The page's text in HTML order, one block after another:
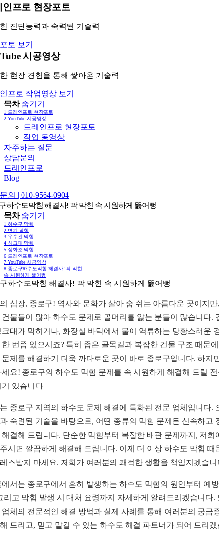
인프로 현장포토
진단능력과 숙력된 기술력
토 보기
시공영상
현장 경험을 통해 쌓아온 기술력
프로 작업영상 보기
목차 숨기기
1 드레인프로 현장포토
2 YouTube 시공영상
드레인프로 현장포토
작업 동영상
자주하는 질문
상담문의
드레인프로
Blog
의 | 010-9564-0904
하수도막힘 해결사! 꽉 막힌 속 시원하게 뚫어뻥
목차 숨기기
1 하수구 막힘
2 변기 막힘
3 우수관 막힘
4 싱크대 막힘
5 정화조 막힘
6 드레인프로 현장포토
7 YouTube 시공영상
8 종로구하수도막힘 해결사! 꽉 막힌
속 시원하게 뚫어뻥
하수도막힘 해결사! 꽉 막힌 속 시원하게 뚫어뻥
심장, 종로구! 역사와 문화가 살아 숨 쉬는 아름다운 곳이지만
건물들이 많아 하수도 문제로 골머리를 앓는 분들이 많습니다.
크대가 막히거나, 화장실 바닥에서 물이 역류하는 당황스러운
한 번쯤 있으시죠? 특히 좁은 골목길과 복잡한 건물 구조 때문
문제를 해결하기 더욱 까다로운 곳이 바로 종로구입니다. 하지
세요! 종로구의 하수도 막힘 문제를 속 시원하게 해결해 드릴
기 있습니다.
종로구 지역의 하수도 문제 해결에 특화된 전문 업체입니다.
숙련된 기술을 바탕으로, 어떤 종류의 막힘 문제든 신속하고
해결해 드립니다. 단순한 막힘부터 복잡한 배관 문제까지, 저희
시면 깔끔하게 해결해 드립니다. 이제 더 이상 하수도 막힘 때
스받지 마세요. 저희가 여러분의 쾌적한 생활을 책임지겠습니
에서는 종로구에서 흔히 발생하는 하수도 막힘의 원인부터 예
리고 막힘 발생 시 대처 요령까지 자세하게 알려드리겠습니다.
업체의 전문적인 해결 방법과 실제 사례를 통해 여러분의 궁금
드리고, 믿고 맡길 수 있는 하수도 해결 파트너가 되어 드리겠